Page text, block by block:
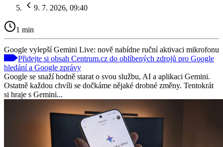
9. 7. 2026, 09:40
1 min
Google vylepší Gemini Live: nově nabídne ruční aktivaci mikrofonu
Přidejte si obsah Centrum.cz do oblíbených zdrojů pro Google
hledání a Google zprávy
Google se snaží hodně starat o svou službu, AI a aplikaci Gemini.
Ostatně každou chvíli se dočkáme nějaké drobné změny. Tentokrát
si hraje s Gemini...